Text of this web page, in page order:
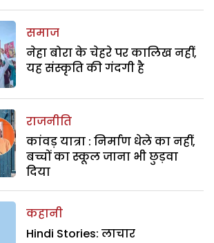
समाज
नेहा बोरा के चेहरे पर कालिख नहीं,
यह संस्कृति की गंदगी है
राजनीति
कांवड़ यात्रा : निर्माण धेले का नहीं,
बच्चों का स्कूल जाना भी छुड़वा
दिया
कहानी
Hindi Stories: लाचार